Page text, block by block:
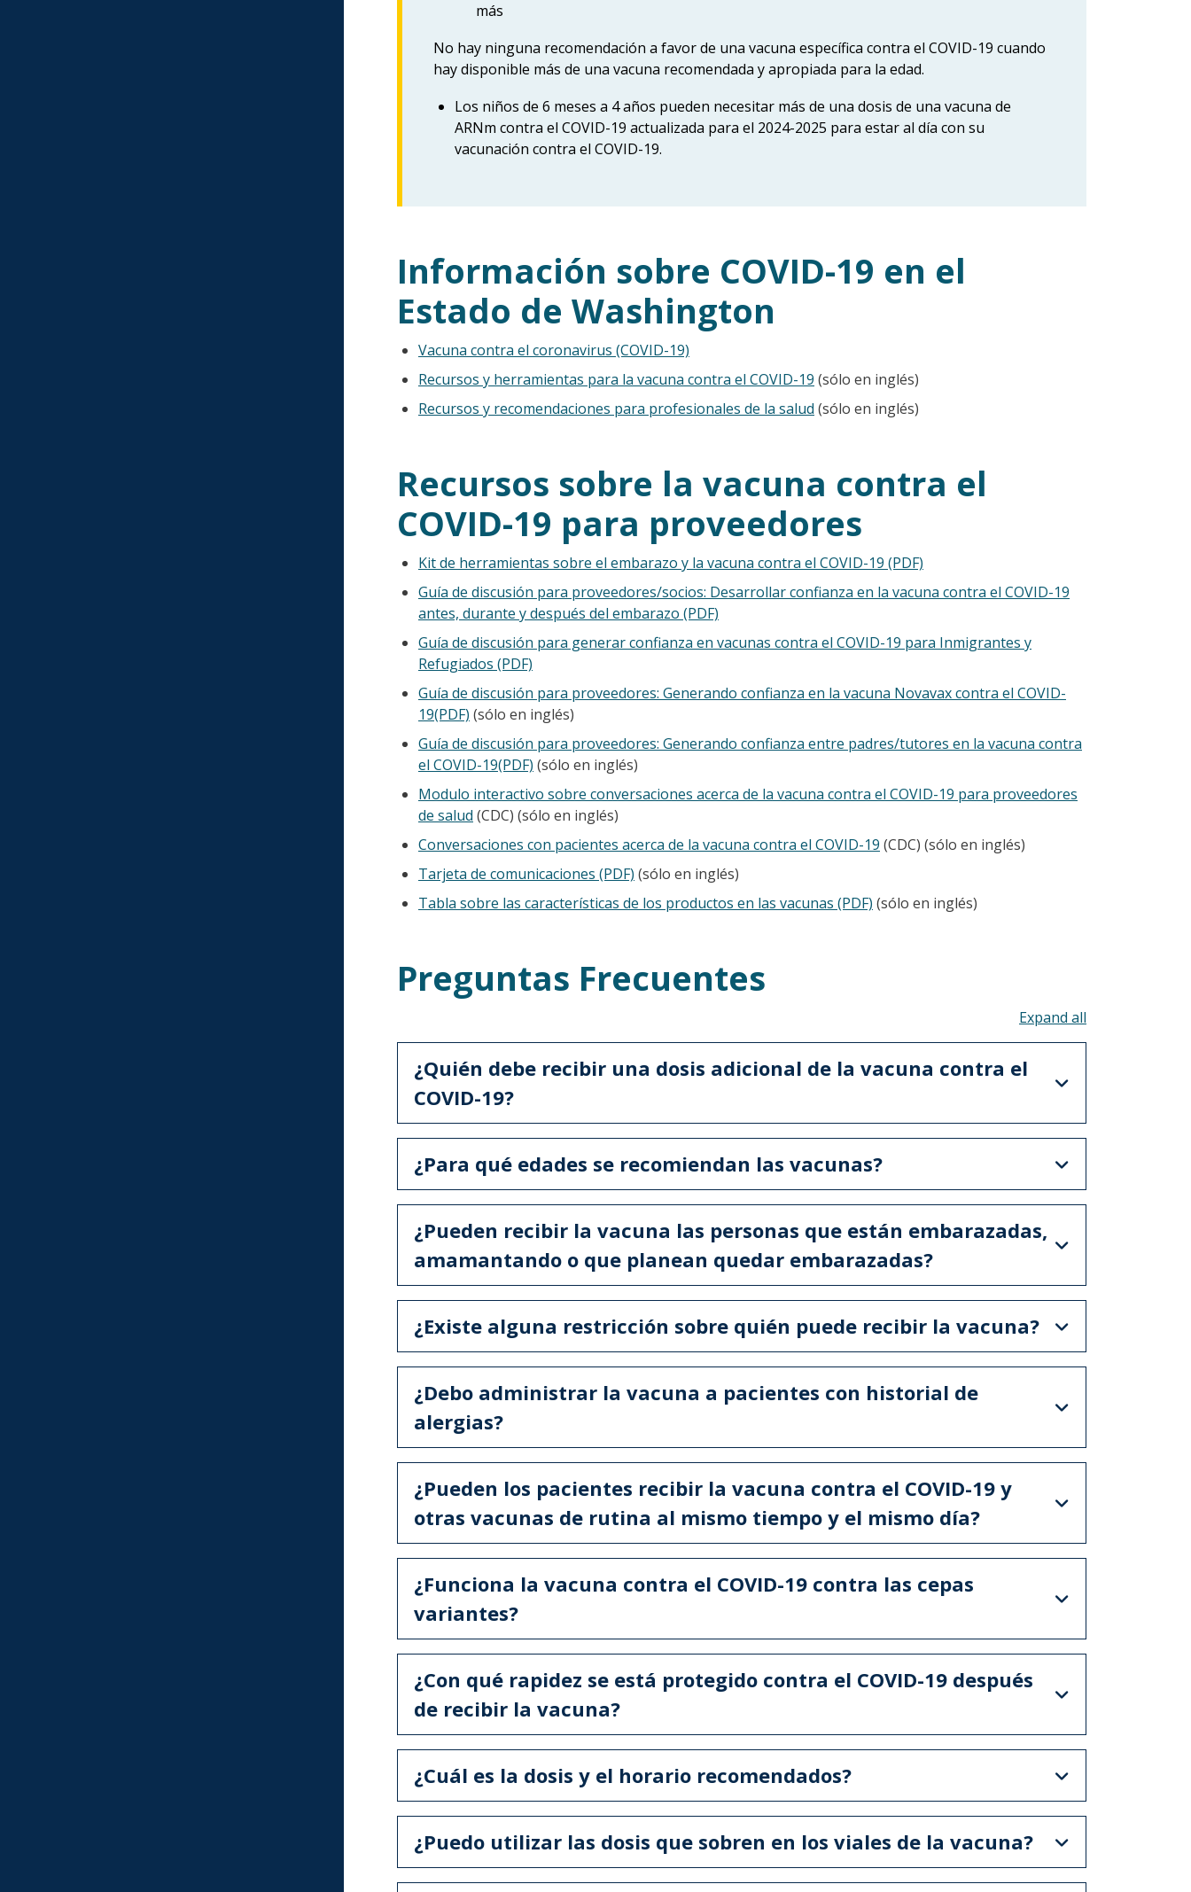
más
No hay ninguna recomendación a favor de una vacuna específica contra el COVID-19 cuando
hay disponible más de una vacuna recomendada y apropiada para la edad.
Los niños de 6 meses a 4 años pueden necesitar más de una dosis de una vacuna de
ARNm contra el COVID-19 actualizada para el 2024-2025 para estar al día con su
vacunación contra el COVID-19.
Información sobre COVID-19 en el
Estado de Washington
Vacuna contra el coronavirus (COVID-19)
Recursos y herramientas para la vacuna contra el COVID-19 (sólo en inglés)
Recursos y recomendaciones para profesionales de la salud (sólo en inglés)
Recursos sobre la vacuna contra el
COVID-19 para proveedores
Kit de herramientas sobre el embarazo y la vacuna contra el COVID-19 (PDF)
Guía de discusión para proveedores/socios: Desarrollar confianza en la vacuna contra el COVID-19
antes, durante y después del embarazo (PDF)
Guía de discusión para generar confianza en vacunas contra el COVID-19 para Inmigrantes y
Refugiados (PDF)
Guía de discusión para proveedores: Generando confianza en la vacuna Novavax contra el COVID-
19(PDF) (sólo en inglés)
Guía de discusión para proveedores: Generando confianza entre padres/tutores en la vacuna contra
el COVID-19(PDF) (sólo en inglés)
Modulo interactivo sobre conversaciones acerca de la vacuna contra el COVID-19 para proveedores
de salud (CDC) (sólo en inglés)
Conversaciones con pacientes acerca de la vacuna contra el COVID-19 (CDC) (sólo en inglés)
Tarjeta de comunicaciones (PDF) (sólo en inglés)
Tabla sobre las características de los productos en las vacunas (PDF) (sólo en inglés)
Preguntas Frecuentes
¿Quién debe recibir una dosis adicional de la vacuna contra el
COVID-19?
¿Para qué edades se recomiendan las vacunas?
¿Pueden recibir la vacuna las personas que están embarazadas,
amamantando o que planean quedar embarazadas?
¿Existe alguna restricción sobre quién puede recibir la vacuna?
¿Debo administrar la vacuna a pacientes con historial de
alergias?
¿Pueden los pacientes recibir la vacuna contra el COVID-19 y
otras vacunas de rutina al mismo tiempo y el mismo día?
¿Funciona la vacuna contra el COVID-19 contra las cepas
variantes?
¿Con qué rapidez se está protegido contra el COVID-19 después
de recibir la vacuna?
¿Cuál es la dosis y el horario recomendados?
¿Puedo utilizar las dosis que sobren en los viales de la vacuna?